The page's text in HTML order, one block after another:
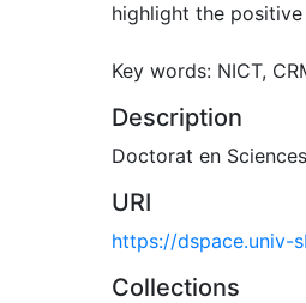
highlight the
Key words: NICT,
Description
Doctorat en Sciences
URI
https://dspace.univ-
Collections